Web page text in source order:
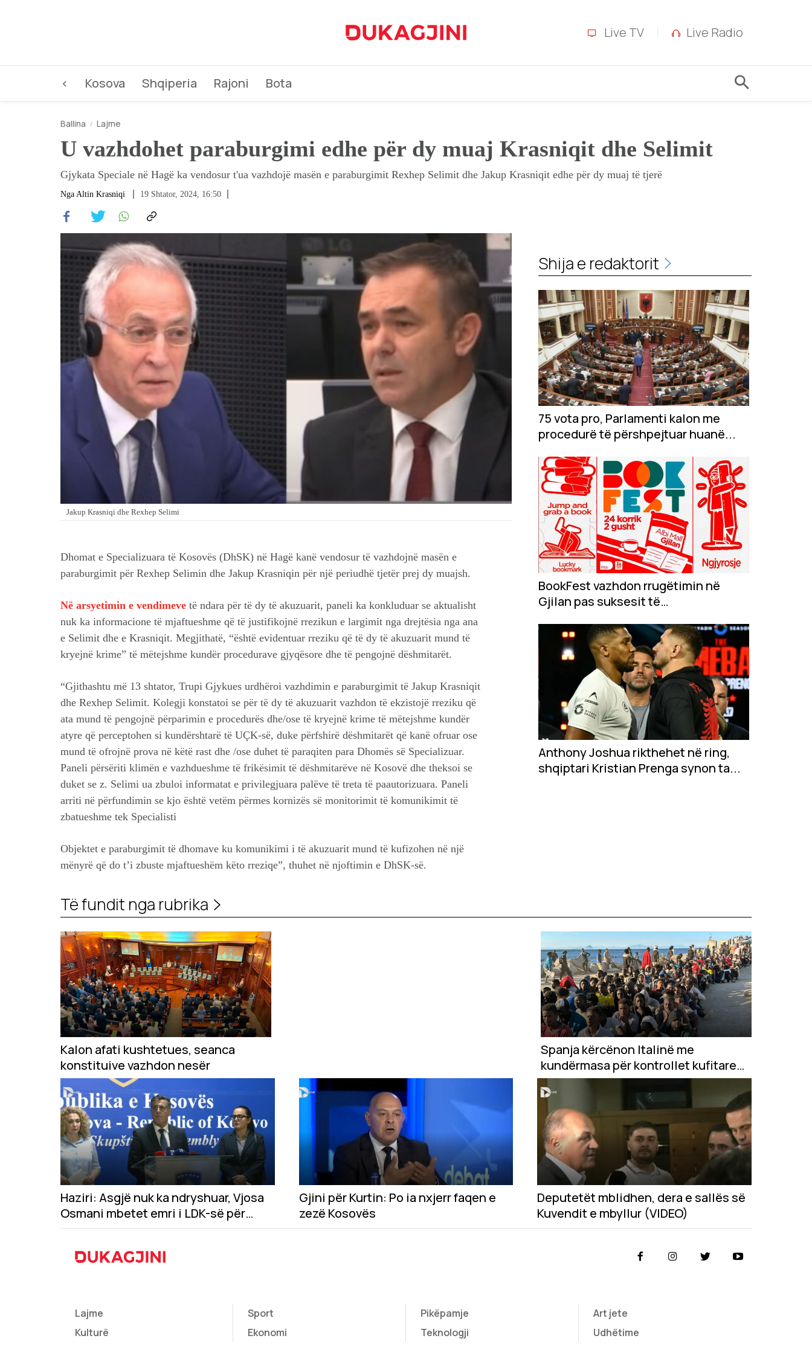
Live TV Live Radio
< Kosova Shqiperia Rajoni Bota
Ballina Lajme
U vazhdohet paraburgimi edhe për dy muaj Krasniqit dhe Selimit
Gjykata Speciale në Hagë ka vendosur t'ua vazhdojë masën e paraburgimit Rexhep Selimit dhe Jakup Krasniqit edhe për dy muaj të tjerë
Nga Altin Krasniqi 19 Shtator, 2024, 16:50
Jakup Krasniqi dhe Rexhep Selimi
Dhomat e Specializuara të Kosovës (DhSK) në Hagë kanë vendosur të vazhdojnë masën e
paraburgimit për Rexhep Selimin dhe Jakup Krasniqin për një periudhë tjetër prej dy muajsh.
Në arsyetimin e vendimeve të ndara për të dy të akuzuarit, paneli ka konkluduar se aktualisht
nuk ka informacione të mjaftueshme që të justifikojnë rrezikun e largimit nga drejtësia nga ana
e Selimit dhe e Krasniqit. Megjithatë, “është evidentuar rreziku që të dy të akuzuarit mund të
kryejnë krime” të mëtejshme kundër procedurave gjyqësore dhe të pengojnë dëshmitarët.
“Gjithashtu më 13 shtator, Trupi Gjykues urdhëroi vazhdimin e paraburgimit të Jakup Krasniqit
dhe Rexhep Selimit. Kolegji konstatoi se për të dy të akuzuarit vazhdon të ekzistojë rreziku që
ata mund të pengojnë përparimin e procedurës dhe/ose të kryejnë krime të mëtejshme kundër
atyre që perceptohen si kundërshtarë të UÇK-së, duke përfshirë dëshmitarët që kanë ofruar ose
mund të ofrojnë prova në këtë rast dhe /ose duhet të paraqiten para Dhomës së Specializuar.
Paneli përsëriti klimën e vazhdueshme të frikësimit të dëshmitarëve në Kosovë dhe theksoi se
duket se z. Selimi ua zbuloi informatat e privilegjuara palëve të treta të paautorizuara. Paneli
arriti në përfundimin se kjo është vetëm përmes kornizës së monitorimit të komunikimit të
zbatueshme tek Specialisti
Objektet e paraburgimit të dhomave ku komunikimi i të akuzuarit mund të kufizohen në një
mënyrë që do t’i zbuste mjaftueshëm këto rreziqe”, thuhet në njoftimin e DhSK-së.
Shija e redaktorit
75 vota pro, Parlamenti kalon me
procedurë të përshpejtuar huanë...
BookFest vazhdon rrugëtimin në
Gjilan pas suksesit të
Anthony Joshua rikthehet në ring,
shqiptari Kristian Prenga synon ta...
Të fundit nga rubrika
Kalon afati kushtetues, seanca
konstituive vazhdon nesër
Spanja kërcënon Italinë me
kundërmasa për kontrollet kufitare
pas krizës në Ceuta
Haziri: Asgjë nuk ka ndryshuar, Vjosa
Osmani mbetet emri i LDK-së për
presidente
Gjini për Kurtin: Po ia nxjerr faqen e
zezë Kosovës
Deputetët mblidhen, dera e sallës së
Kuvendit e mbyllur (VIDEO)
Lajme
Kulturë
Sport
Ekonomi
Pikëpamje
Teknologji
Art jete
Udhëtime